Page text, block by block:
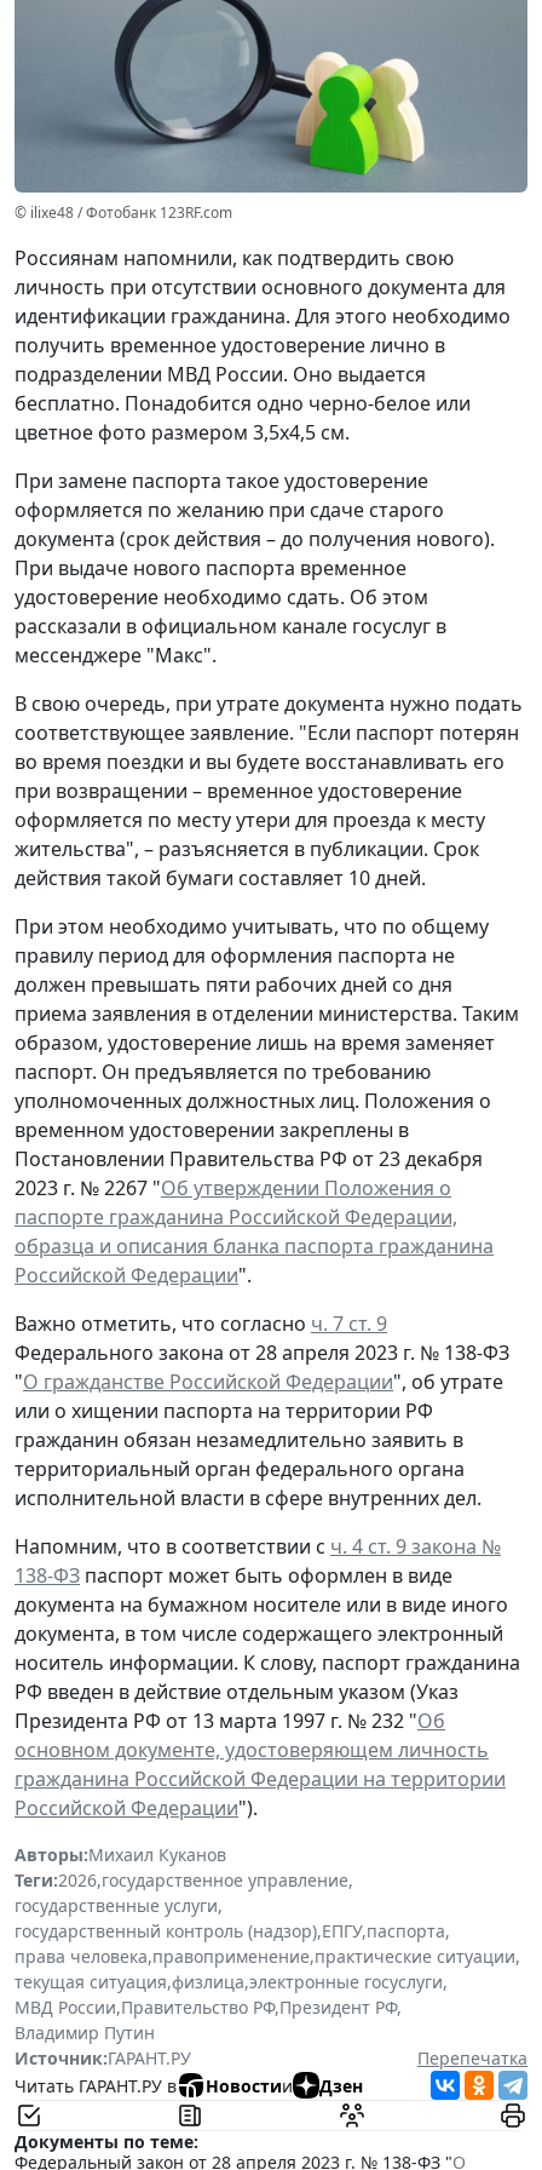
© ilixe48 / Фотобанк 123RF.com
Россиянам напомнили, как подтвердить свою
личность при отсутствии основного документа для
идентификации гражданина. Для этого необходимо
получить временное удостоверение лично в
подразделении МВД России. Оно выдается
бесплатно. Понадобится одно черно-белое или
цветное фото размером 3,5x4,5 см.
При замене паспорта такое удостоверение
оформляется по желанию при сдаче старого
документа (срок действия – до получения нового).
При выдаче нового паспорта временное
удостоверение необходимо сдать. Об этом
рассказали в официальном канале госуслуг в
мессенджере "Макс".
В свою очередь, при утрате документа нужно подать
соответствующее заявление. "Если паспорт потерян
во время поездки и вы будете восстанавливать его
при возвращении – временное удостоверение
оформляется по месту утери для проезда к месту
жительства", – разъясняется в публикации. Срок
действия такой бумаги составляет 10 дней.
При этом необходимо учитывать, что по общему
правилу период для оформления паспорта не
должен превышать пяти рабочих дней со дня
приема заявления в отделении министерства. Таким
образом, удостоверение лишь на время заменяет
паспорт. Он предъявляется по требованию
уполномоченных должностных лиц. Положения о
временном удостоверении закреплены в
Постановлении Правительства РФ от 23 декабря
2023 г. № 2267 "Об утверждении Положения о
паспорте гражданина Российской Федерации,
образца и описания бланка паспорта гражданина
Российской Федерации".
Важно отметить, что согласно ч. 7 ст. 9
Федерального закона от 28 апреля 2023 г. № 138-ФЗ
"О гражданстве Российской Федерации", об утрате
или о хищении паспорта на территории РФ
гражданин обязан незамедлительно заявить в
территориальный орган федерального органа
исполнительной власти в сфере внутренних дел.
Напомним, что в соответствии с ч. 4 ст. 9 закона №
138-ФЗ паспорт может быть оформлен в виде
документа на бумажном носителе или в виде иного
документа, в том числе содержащего электронный
носитель информации. К слову, паспорт гражданина
РФ введен в действие отдельным указом (Указ
Президента РФ от 13 марта 1997 г. № 232 "Об
основном документе, удостоверяющем личность
гражданина Российской Федерации на территории
Российской Федерации").
Авторы:Михаил Куканов
Теги:2026,государственное управление,
государственные услуги,
государственный контроль (надзор),ЕПГУ,паспорта,
права человека,правоприменение,практические ситуации,
текущая ситуация,физлица,электронные госуслуги,
МВД России,Правительство РФ,Президент РФ,
Владимир Путин
Источник:ГАРАНТ.РУ
Перепечатка
Читать ГАРАНТ.РУ в
Новостии Дзен
Документы по теме:
Федеральный закон от 28 апреля 2023 г. № 138-ФЗ "О